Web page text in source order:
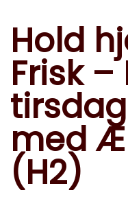
Hold
Frisk –
med
(H2)